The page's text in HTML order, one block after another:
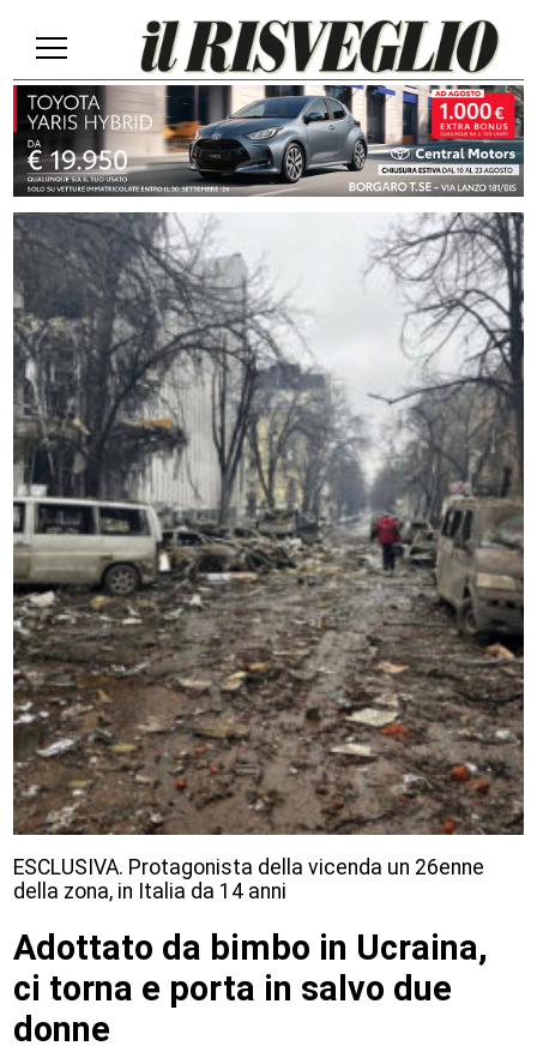
ESCLUSIVA. Protagonista della vicenda un 26enne
della zona, in Italia da 14 anni
Adottato da bimbo in Ucraina,
ci torna e porta in salvo due
donne